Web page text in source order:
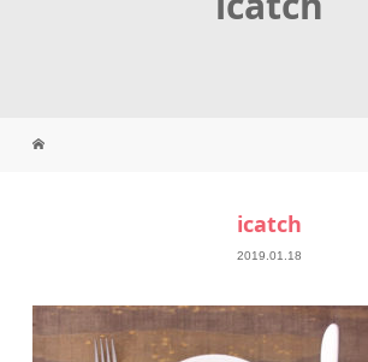
icatch
2019.01.18